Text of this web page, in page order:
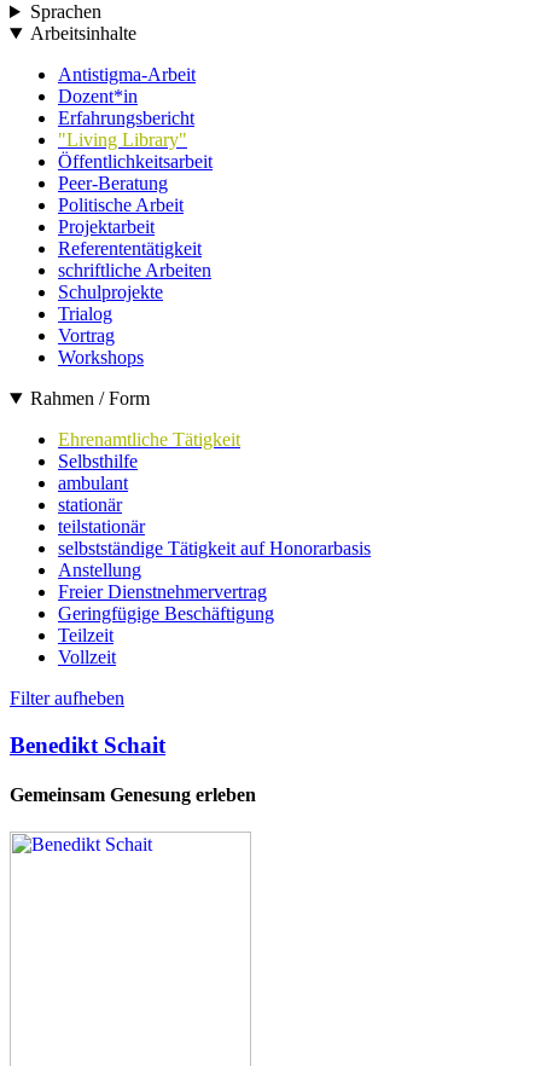
Sprachen
Arbeitsinhalte
Antistigma-Arbeit
Dozent*in
Erfahrungsbericht
"Living Library"
Öffentlichkeitsarbeit
Peer-Beratung
Politische Arbeit
Projektarbeit
Referententätigkeit
schriftliche Arbeiten
Schulprojekte
Trialog
Vortrag
Workshops
Rahmen / Form
Ehrenamtliche Tätigkeit
Selbsthilfe
ambulant
stationär
teilstationär
selbstständige Tätigkeit auf Honorarbasis
Anstellung
Freier Dienstnehmervertrag
Geringfügige Beschäftigung
Teilzeit
Vollzeit
Filter aufheben
Benedikt Schait
Gemeinsam Genesung erleben